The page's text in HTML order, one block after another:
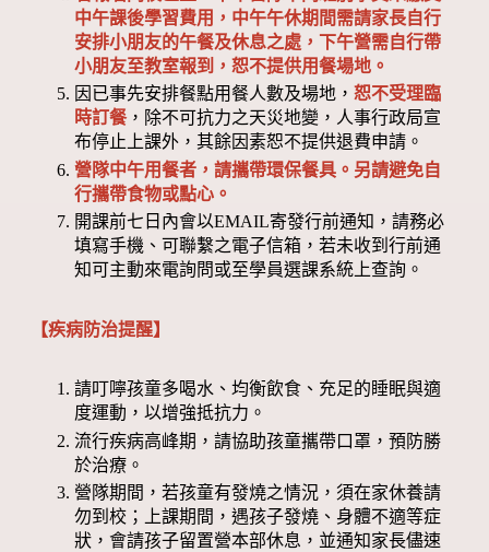
中午課後學習費用，中午午休期間需請家長自行
安排小朋友的午餐及休息之處，下午營需自行帶
小朋友至教室報到，恕不提供用餐場地。
因已事先安排餐點用餐人數及場地，恕不受理臨
時訂餐，除不可抗力之天災地變，人事行政局宣
布停止上課外，其餘因素恕不提供退費申請。
營隊中午用餐者，請攜帶環保餐具。另請避免自
行攜帶食物或點心。
開課前七日內會以EMAIL寄發行前通知，請務必
填寫手機、可聯繫之電子信箱，若未收到行前通
知可主動來電詢問或至學員選課系統上查詢。
【疾病防治提醒】
請叮嚀孩童多喝水、均衡飲食、充足的睡眠與適
度運動，以增強抵抗力。
流行疾病高峰期，請協助孩童攜帶口罩，預防勝
於治療。
營隊期間，若孩童有發燒之情況，須在家休養請
勿到校；上課期間，遇孩子發燒、身體不適等症
狀，會請孩子留置營本部休息，並通知家長儘速